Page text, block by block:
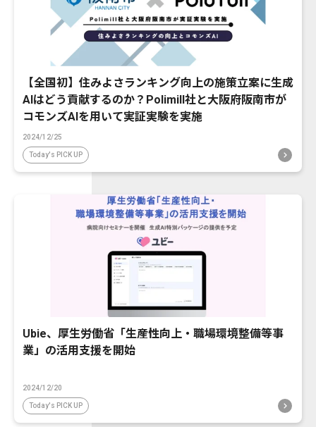
【全国初】住みよさランキング向上の施策立案に生成
AIはどう貢献するのか？Polimill社と大阪府阪南市が
コモンズAIを用いて実証実験を実施
2024/12/25
Today's PICK UP
Ubie、厚生労働省「生産性向上・職場環境整備等事
業」の活用支援を開始
2024/12/20
Today's PICK UP